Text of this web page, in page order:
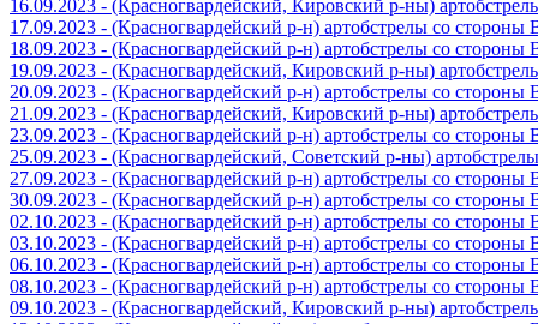
16.09.2023 - (Красногвардейский, Кировский р-ны)
17.09.2023 - (Красногвардейский р-н) артобстрелы со
18.09.2023 - (Красногвардейский р-н) артобстрелы со
19.09.2023 - (Красногвардейский, Кировский р-ны)
20.09.2023 - (Красногвардейский р-н) артобстрелы со
21.09.2023 - (Красногвардейский, Кировский р-ны)
23.09.2023 - (Красногвардейский р-н) артобстрелы со
25.09.2023 - (Красногвардейский, Советский р-ны)
27.09.2023 - (Красногвардейский р-н) артобстрелы со
30.09.2023 - (Красногвардейский р-н) артобстрелы со
02.10.2023 - (Красногвардейский р-н) артобстрелы со
03.10.2023 - (Красногвардейский р-н) артобстрелы со
06.10.2023 - (Красногвардейский р-н) артобстрелы со
08.10.2023 - (Красногвардейский р-н) артобстрелы со
09.10.2023 - (Красногвардейский, Кировский р-ны)